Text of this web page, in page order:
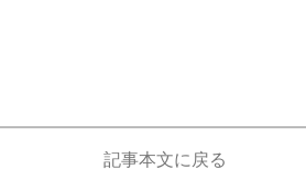
記事本文に戻る